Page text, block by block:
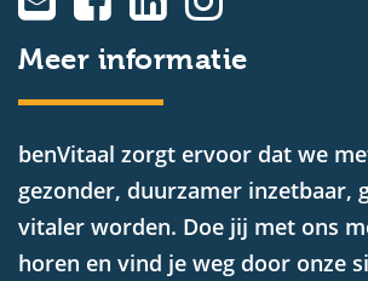
Meer informatie
benVitaal zorgt ervoor dat we
gezonder, duurzamer inzetbaar,
vitaler worden. Doe jij met ons
horen en vind je weg door onze